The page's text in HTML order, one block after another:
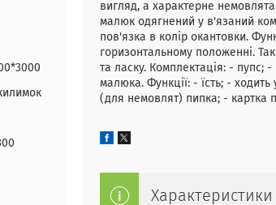
вигляд, а характерне
малюк одягнений у в'язаний
пов'язка в колір окантовки.
горизонтальному положенні.
та ласку. Комплектація: - пупс;
малюка. Функції: - їсть; -
(для немовлят) пипка; - картка
Характеристики